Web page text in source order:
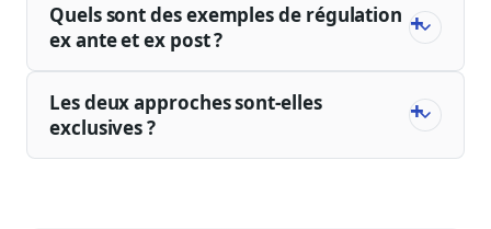
Quels sont des exemples de régulation
ex ante et ex post ?
Les deux approches sont-elles
exclusives ?